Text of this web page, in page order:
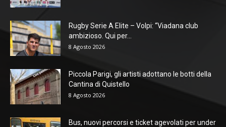
Rugby Serie A Elite – Volpi: “Viadana club
ambizioso. Qui per...
8 Agosto 2026
Piccola Parigi, gli artisti adottano le botti della
Cantina di Quistello
8 Agosto 2026
Bus, nuovi percorsi e ticket agevolati per under